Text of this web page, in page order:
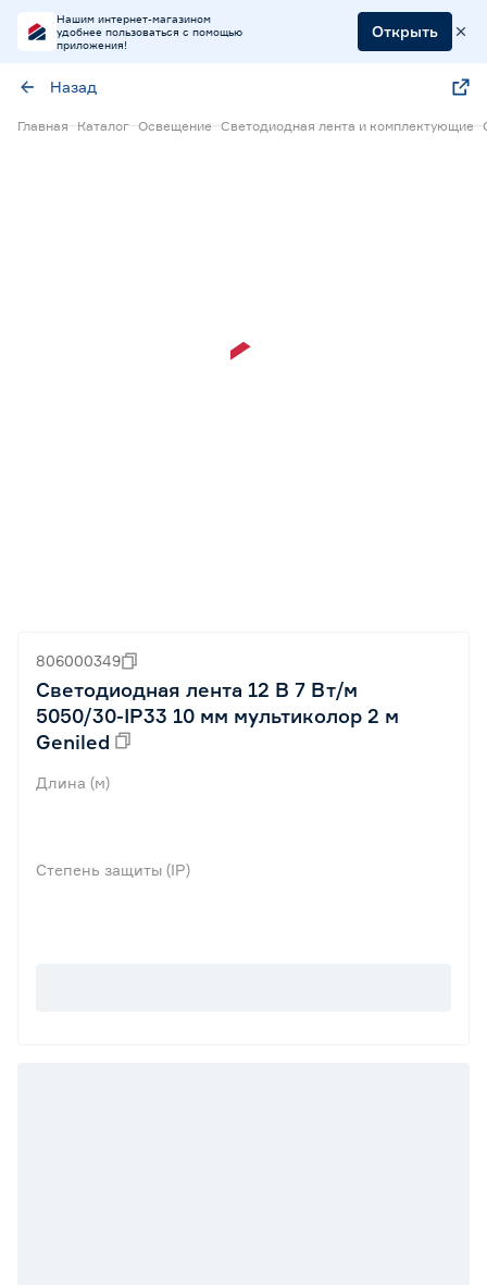
Нашим интернет-магазином
удобнее пользоваться с помощью
приложения!
Открыть
Назад
Главная Каталог Освещение Светодиодная лента и комплектующие
806000349
Светодиодная лента 12 В 7 Вт/м
5050/30-IP33 10 мм мультиколор 2 м
Geniled
Длина (м)
Степень защиты (IP)